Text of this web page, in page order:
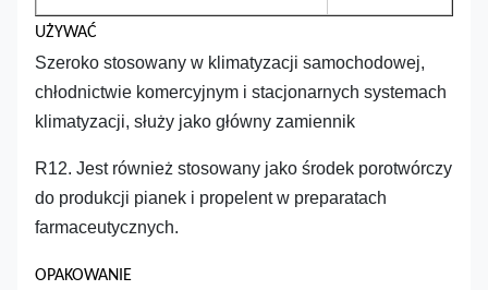
UŻYWAĆ
Szeroko stosowany w klimatyzacji samochodowej,
chłodnictwie komercyjnym i stacjonarnych systemach
klimatyzacji, służy jako główny zamiennik
R12. Jest również stosowany jako środek porotwórczy
do produkcji pianek i propelent w preparatach
farmaceutycznych.
OPAKOWANIE